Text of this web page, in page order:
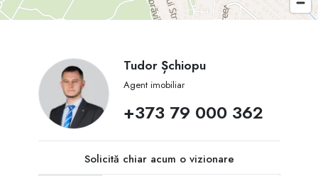
Tudor Șchiopu
Agent imobiliar
+373 79 000 362
Solicită chiar acum o vizionare